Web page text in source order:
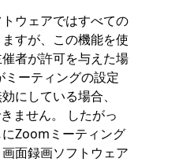
ウェアではすべての
すが、この機能を使
者が許可を与えた場
ーティングの設定
にしている場合、
ません。 したがっ
Zoomミーティング
面録画ソフトウェア